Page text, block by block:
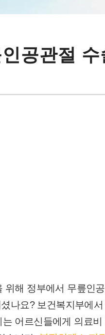
공관절
해 정부에서 무릎인
나요? 보건복지부에
어르신들에게 의료